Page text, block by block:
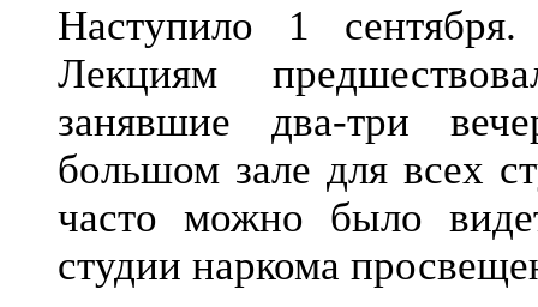
Наступило 1
Лекциям
занявшие два-три
большом зале для всех
часто можно было
студии наркома